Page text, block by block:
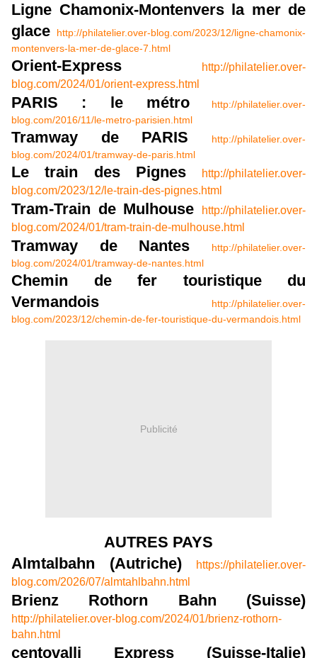
Ligne Chamonix-Montenvers la mer de
glace
http://philatelier.over-blog.com/2023/12/ligne-chamonix-
montenvers-la-mer-de-glace-7.html
Orient-Express
http://philatelier.over-
blog.com/2024/01/orient-express.html
PARIS : le métro
http://philatelier.over-
blog.com/2016/11/le-metro-parisien.html
Tramway de PARIS
http://philatelier.over-
blog.com/2024/01/tramway-de-paris.html
Le train des Pignes
http://philatelier.over-
blog.com/2023/12/le-train-des-pignes.html
Tram-Train de Mulhouse
http://philatelier.over-
blog.com/2024/01/tram-train-de-mulhouse.html
Tramway de Nantes
http://philatelier.over-
blog.com/2024/01/tramway-de-nantes.html
Chemin de fer touristique du
Vermandois
http://philatelier.over-
blog.com/2023/12/chemin-de-fer-touristique-du-vermandois.html
Publicité
AUTRES PAYS
Almtalbahn (Autriche)
https://philatelier.over-
blog.com/2026/07/almtahlbahn.html
Brienz Rothorn Bahn (Suisse)
http://philatelier.over-blog.com/2024/01/brienz-rothorn-
bahn.html
centovalli Express (Suisse-Italie)